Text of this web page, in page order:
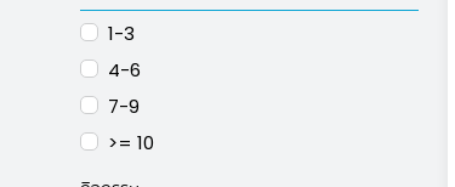
1-3
4-6
7-9
>= 10